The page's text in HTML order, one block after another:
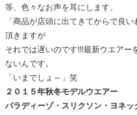
等、色々なお声を耳にします。
「商品が店頭に出てきてからで良
頂きますが
それでは遅いのです!!!最新ウエアー
ないんです。
「いまでしょ～」笑
２０１５年秋冬モデルウエアー
パラディーゾ・スリクソン・ヨネ